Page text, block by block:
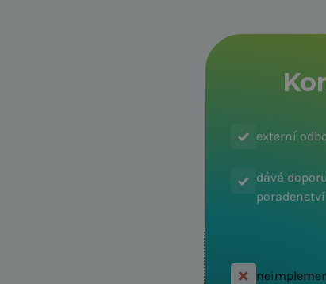
externí
dává
poradenství